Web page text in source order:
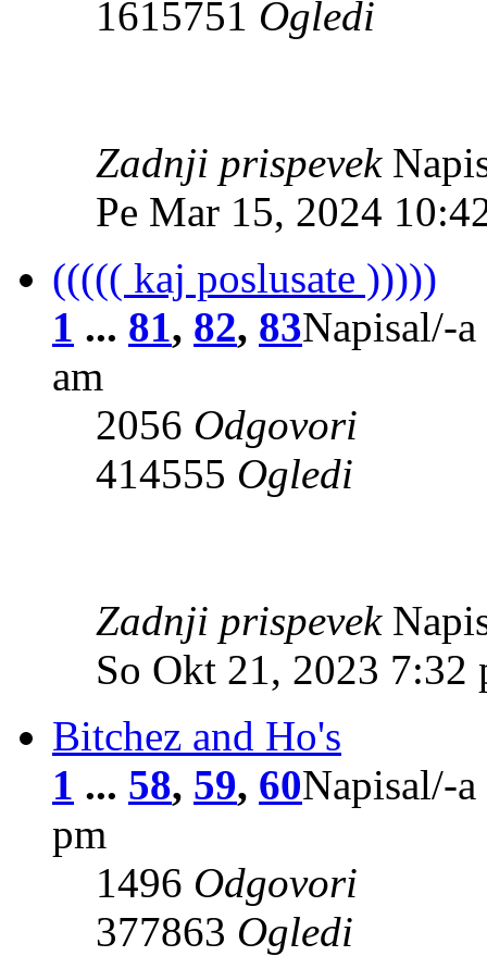
1615751 Ogledi
Zadnji prispevek
Pe Mar 15, 2024
((((( kaj poslusate )))))
1 ... 81, 82, 83Napisal/-a
am
2056 Odgovori
414555 Ogledi
Zadnji prispevek
So Okt 21, 2023 7:32
Bitchez and Ho's
1 ... 58, 59, 60Napisal/-a
pm
1496 Odgovori
377863 Ogledi